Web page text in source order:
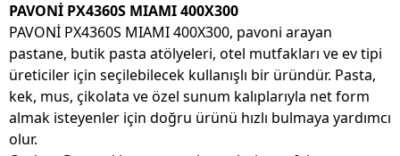
PAVONİ PX4360S MIAMI 400X300
PAVONİ PX4360S MIAMI 400X300, pavoni arayan
pastane, butik pasta atölyeleri, otel mutfakları ve ev tipi
üreticiler için seçilebilecek kullanışlı bir üründür. Pasta,
kek, mus, çikolata ve özel sunum kalıplarıyla net form
almak isteyenler için doğru ürünü hızlı bulmaya yardımcı
olur.